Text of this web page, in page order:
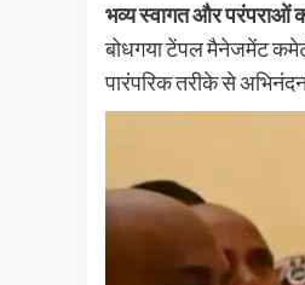
भव्य स्वागत और परंपराओं का
बोधगया टेंपल मैनेजमेंट
पारंपरिक तरीके से